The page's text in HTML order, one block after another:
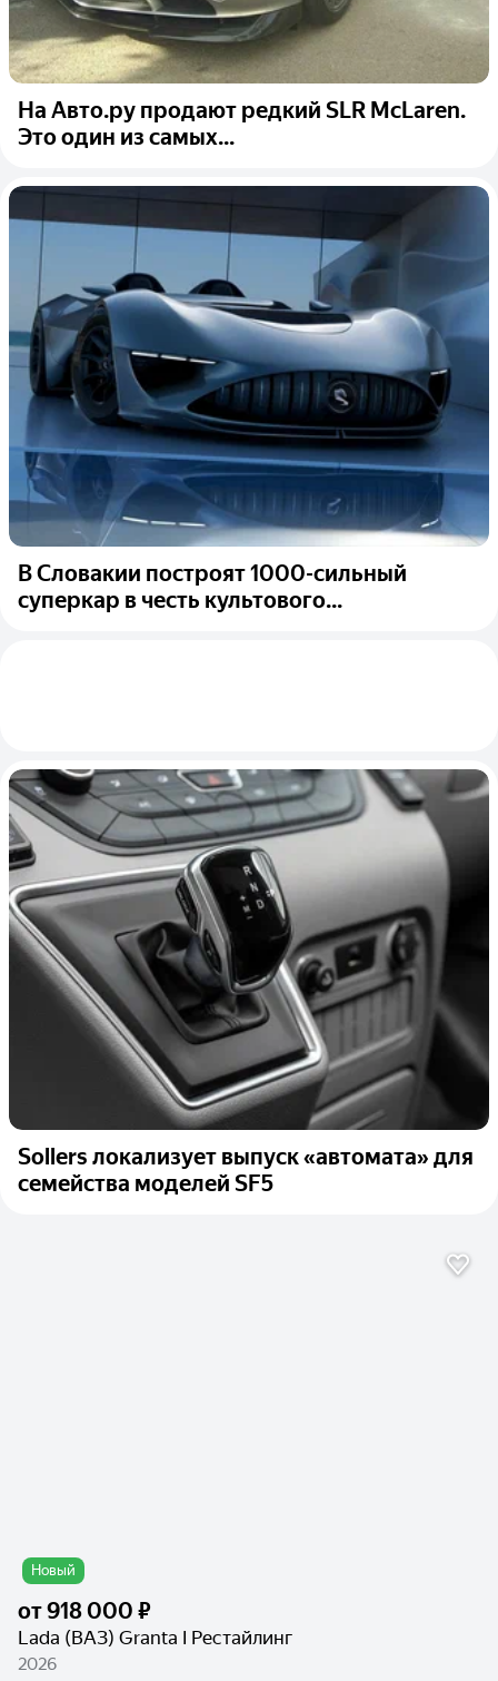
На Авто.ру продают редкий SLR McLaren.
Это один из самых...
В Словакии построят 1000-сильный
суперкар в честь культового...
Sollers локализует выпуск «автомата» для
семейства моделей SF5
Новый
от918 000 ₽
Lada (ВАЗ) Granta I Рестайлинг
2026